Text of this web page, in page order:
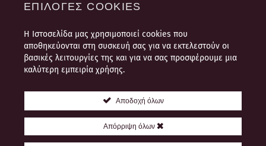
ΌΡΟΙ ΧΡΉΣΗΣ
ΠΛΗΡΟΦΟΡΊΕΣ ΠΛΗΡΩΜΉΣ ΚΑΙ
ΑΠΟΣΤΟΛΉΣ
ΔΕΔΟΜΈΝΩΝ
ΘΈΣΕΙΣ ΕΡΓΑΣΊΑΣ
ΕΠΙΚΟΙΝΩΝΊΑ
ΕΠΙΛΟΓΈΣ COOKIES
Η Ιστοσελίδα μας χρησιμοποιεί cookies που
αποθηκεύονται στη συσκευή σας για να εκτελεστούν οι
βασικές λειτουργίες της και για να σας προσφέρουμε μια
καλύτερη εμπειρία χρήσης.
Αποδοχή όλων
Απόρριψη όλων